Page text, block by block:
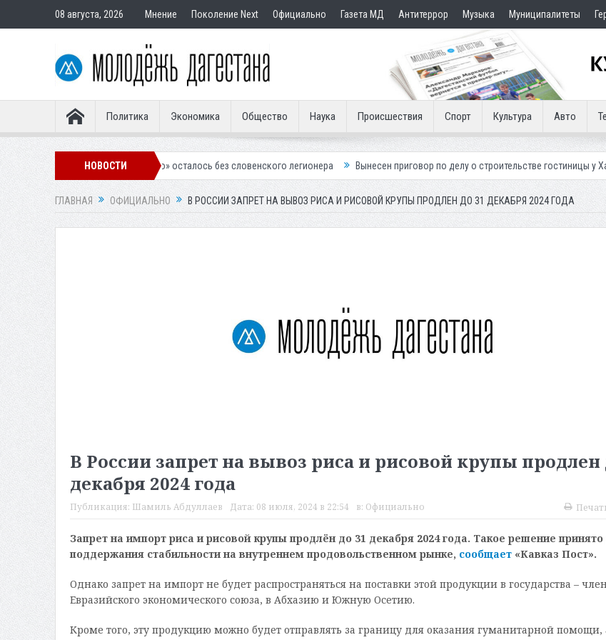
08 августа, 2026 Мнение Поколение Next Официально Газета МД Антитеррор Музыка Муниципалитеты
Политика Экономика Общество Наука Происшествия Спорт Культура Авто
НОВОСТИ
«Динамо» осталось без словенского легионера Вынесен приговор по делу о строительстве гостиницы у Ханагского
ГЛАВНАЯ ОФИЦИАЛЬНО В РОССИИ ЗАПРЕТ НА ВЫВОЗ РИСА И РИСОВОЙ КРУПЫ ПРОДЛЕН ДО 31 ДЕКАБРЯ 2024 ГОДА
В России запрет на вывоз риса и рисовой крупы продлен
декабря 2024 года
Публикация: Шамиль Абдуллаев Дата: 08 июля, 2024 в 22:54 в: Официально
Запрет на импорт риса и рисовой крупы продлён до 31 декабря 2024 года. Такое решение принято
поддержания стабильности на внутреннем продовольственном рынке, сообщает«Кавказ Пост».
Однако запрет на импорт не будет распространяться на поставки этой продукции в государства –
Евразийского экономического союза, в Абхазию и Южную Осетию.
Кроме того, эту продукцию можно будет отправлять за границу для оказания гуманитарной помощи,